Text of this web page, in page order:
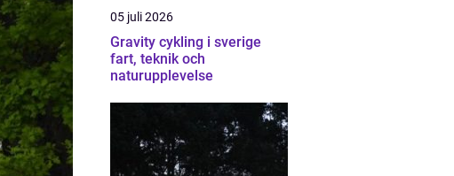
05 juli 2026
Gravity cykling i sverige
fart, teknik och
naturupplevelse